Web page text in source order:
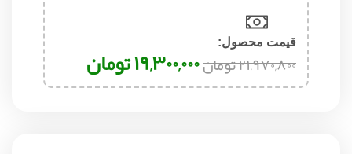
قیمت محصول:​
۲۱,۹۷۰,۸۰۰تومان۱۹,۳۰۰,۰۰۰تومان